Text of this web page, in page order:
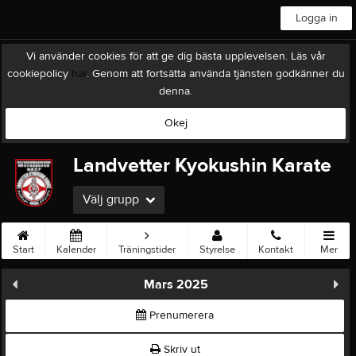
Logga in
Vi använder cookies för att ge dig bästa upplevelsen. Läs vår
cookiepolicy här. Genom att fortsätta använda tjänsten godkänner du
denna.
Okej
Landvetter Kyokushin Karate
Välj grupp
Start Kalender Träningstider Styrelse Kontakt Mer
Mars 2025
Prenumerera
Skriv ut